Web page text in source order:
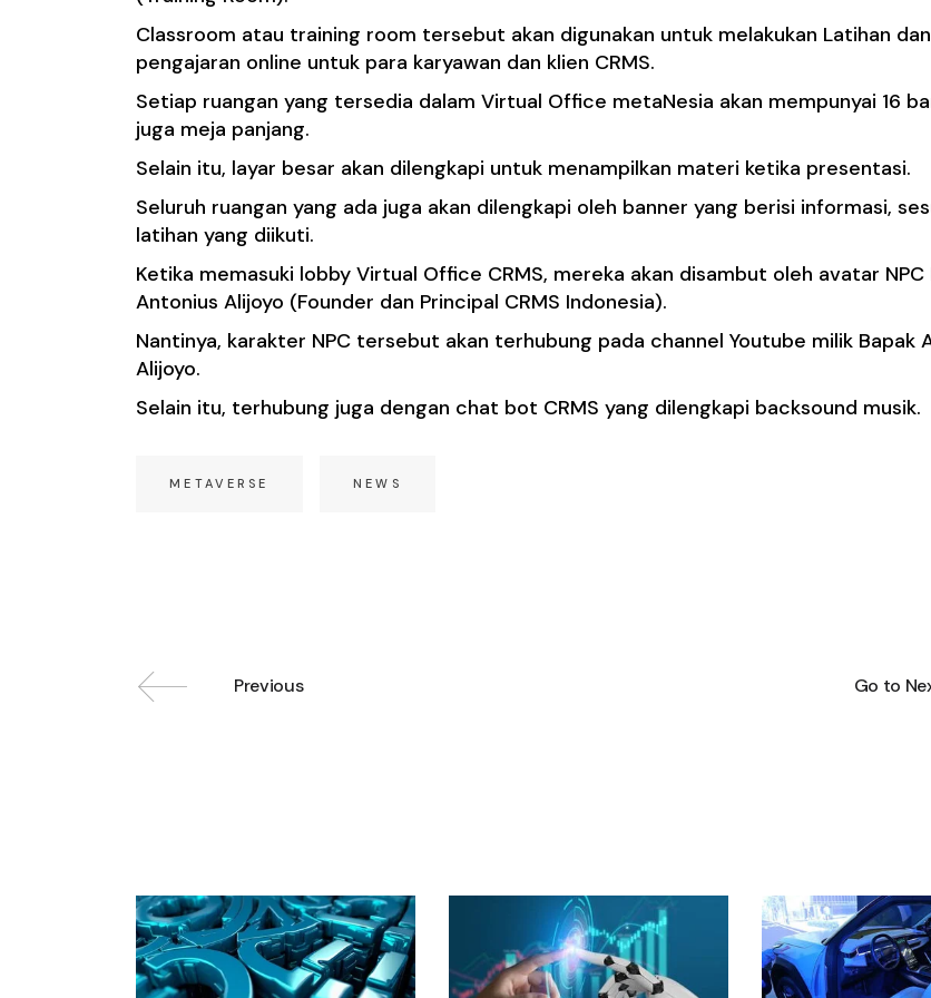
Classroom atau training room tersebut akan digunakan untuk melakukan Latihan dan
pengajaran online untuk para karyawan dan klien CRMS.
Setiap ruangan yang tersedia dalam Virtual Office metaNesia akan mempunyai 16
juga meja panjang.
Selain itu, layar besar akan dilengkapi untuk menampilkan materi ketika presentasi.
Seluruh ruangan yang ada juga akan dilengkapi oleh banner yang berisi informasi,
latihan yang diikuti.
Ketika memasuki lobby Virtual Office CRMS, mereka akan disambut oleh avatar NPC
Antonius Alijoyo (Founder dan Principal CRMS Indonesia).
Nantinya, karakter NPC tersebut akan terhubung pada channel Youtube milik Bapak
Alijoyo.
Selain itu, terhubung juga dengan chat bot CRMS yang dilengkapi backsound musik.
METAVERSE NEWS
Previous Go to